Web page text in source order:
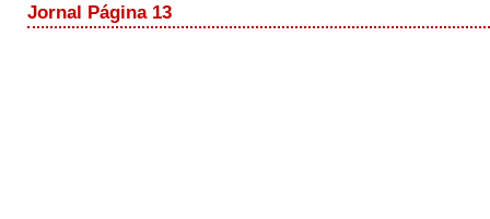
Jornal Página 13